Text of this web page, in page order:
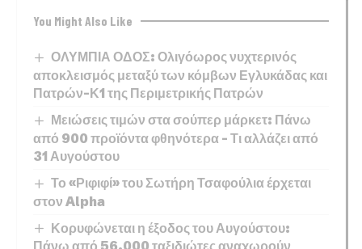
You Might Also Like
ΟΛΥΜΠΙΑ ΟΔΟΣ: Ολιγόωρος νυχτερινός
αποκλεισμός μεταξύ των κόμβων Εγλυκάδας και
Πατρών-Κ1 της Περιμετρικής Πατρών
Μειώσεις τιμών στα σούπερ μάρκετ: Πάνω
από 900 προϊόντα φθηνότερα – Τι αλλάζει από
31 Αυγούστου
Το «Ριφιφί» του Σωτήρη Τσαφούλια έρχεται
στον Alpha
Κορυφώνεται η έξοδος του Αυγούστου: